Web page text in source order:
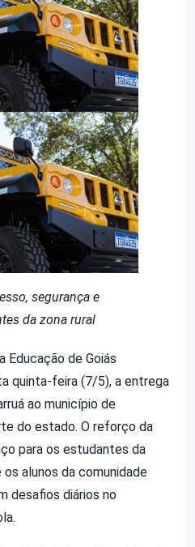
segurança e
da zona rural
Educação de Goiás
quinta-feira (7/5), a entrega
ao município de
do estado. O reforço da
para os estudantes da
alunos da comunidade
desafios diários no